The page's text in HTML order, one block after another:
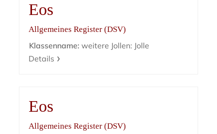
Eos
Allgemeines Register (DSV)
Klassenname: weitere Jollen: Jolle
Details
Eos
Allgemeines Register (DSV)